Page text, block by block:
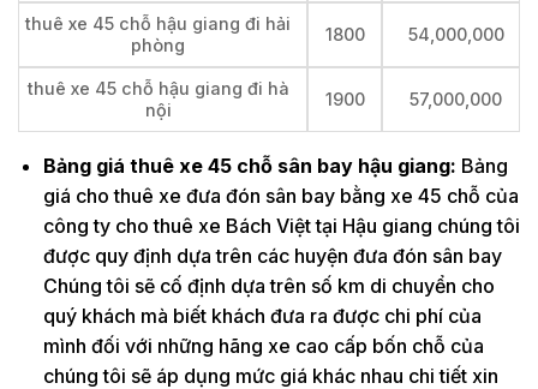
thuê xe 45 chỗ hậu giang đi hải
phòng
1800 54,000,000
thuê xe 45 chỗ hậu giang đi hà
nội
1900 57,000,000
Bảng giá thuê xe 45 chỗ sân bay hậu giang: Bảng
giá cho thuê xe đưa đón sân bay bằng xe 45 chỗ của
công ty cho thuê xe Bách Việt tại Hậu giang chúng tôi
được quy định dựa trên các huyện đưa đón sân bay
Chúng tôi sẽ cố định dựa trên số km di chuyển cho
quý khách mà biết khách đưa ra được chi phí của
mình đối với những hãng xe cao cấp bốn chỗ của
chúng tôi sẽ áp dụng mức giá khác nhau chi tiết xin